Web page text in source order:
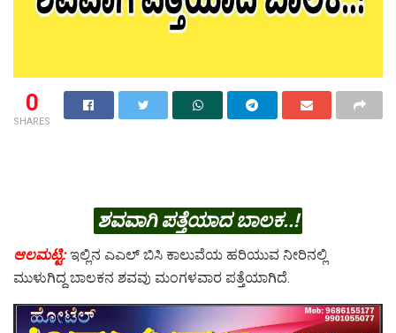
0
SHARES
ಶವವಾಗಿ ಪತ್ತೆಯಾದ ಬಾಲಕ..!
ಆಲಮಟ್ಟಿ: ಇಲ್ಲಿನ ಎಎಲ್ ಬಿಸಿ ಕಾಲುವೆಯ ಹರಿಯುವ ನೀರಿನಲ್ಲಿ
ಮುಳುಗಿದ್ದ ಬಾಲಕನ ಶವವು ಮಂಗಳವಾರ ಪತ್ತೆಯಾಗಿದೆ.